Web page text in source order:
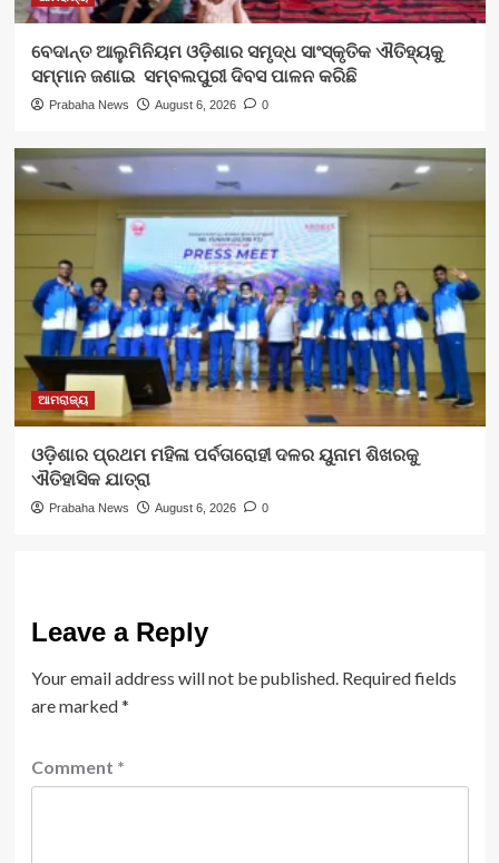
ବେଦାନ୍ତ ଆଲୁମିନିୟମ ଓଡ଼ିଶାର ସମୃଦ୍ଧ ସାଂସ୍କୃତିକ ଐତିହ୍ୟକୁ
ସମ୍ମାନ ଜଣାଇ ସମ୍ବଲପୁରୀ ଦିବସ ପାଳନ କରିଛି
Prabaha News August 6, 2026 0
ଆମରାଜ୍ୟ
ଓଡ଼ିଶାର ପ୍ରଥମ ମହିଳା ପର୍ବତାରୋହୀ ଦଳର ୟୁନାମ ଶିଖରକୁ
ଐତିହାସିକ ଯାତ୍ରା
Prabaha News August 6, 2026 0
Leave a Reply
Your email address will not be published. Required fields
are marked*
Comment *